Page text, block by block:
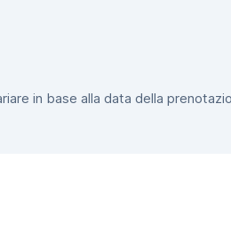
in base alla data della